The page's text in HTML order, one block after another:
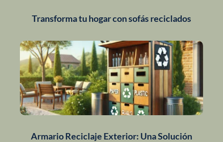
Transforma tu hogar con sofás reciclados
Armario Reciclaje Exterior: Una Solución